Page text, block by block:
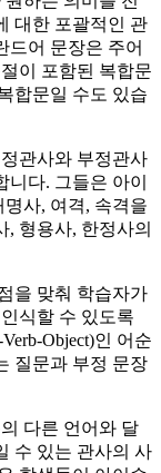
대한 포괄적인 관
드어 문장은 주어
이 포함된 복합문
합문일 수도 있습
관사와 부정관사
다. 그들은 아이
사, 여격, 속격을
, 형용사, 한정사의
을 맞춰 학습자가
식할 수 있도록
Object)인 어순
질문과 부정 문장
다른 언어와 달
수 있는 관사의 사